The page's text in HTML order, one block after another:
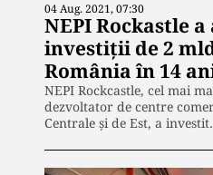
04 Aug. 2021, 07:30
NEPI Rockastle
investiții de 2
România în 14
NEPI Rockcastle, cel mai
dezvoltator de centre
Centrale și de Est, a